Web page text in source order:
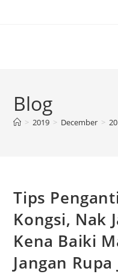
Blog
> 2019 > December > 20
Tips
Kongsi, Nak
Kena Baiki
Jangan